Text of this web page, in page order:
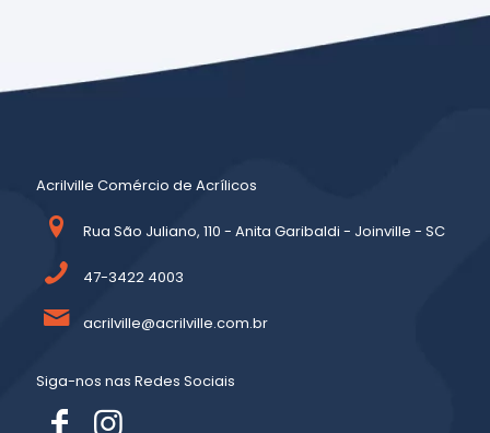
Acrilville Comércio de Acrílicos
Rua São Juliano, 110 - Anita Garibaldi - Joinville - SC
47-3422 4003
acrilville@acrilville.com.br
Siga-nos nas Redes Sociais